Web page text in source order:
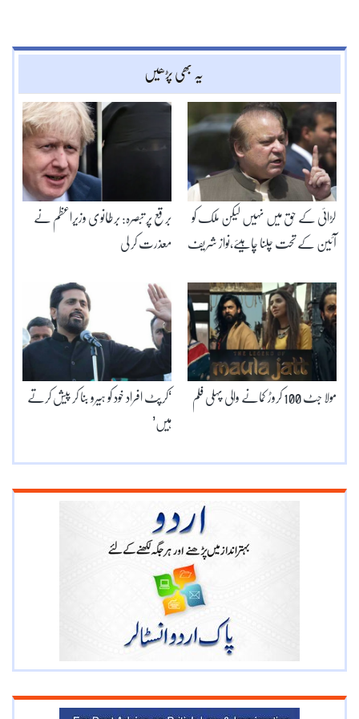
یہ بھی پڑھیں
برقع پر تبصرہ: برطانوی وزیراعظم نے
معذرت کر لی
لڑائی کے حق میں نہیں لیکن ملک کو
آئین کے تحت چلنا چاہیئے،نواز شریف
‘کرپٹ افراد خود کو ہیرو بنا کر پیش کرتے
ہیں’
مولا جٹ 100 کروڑ کمانے والی پہلی فلم